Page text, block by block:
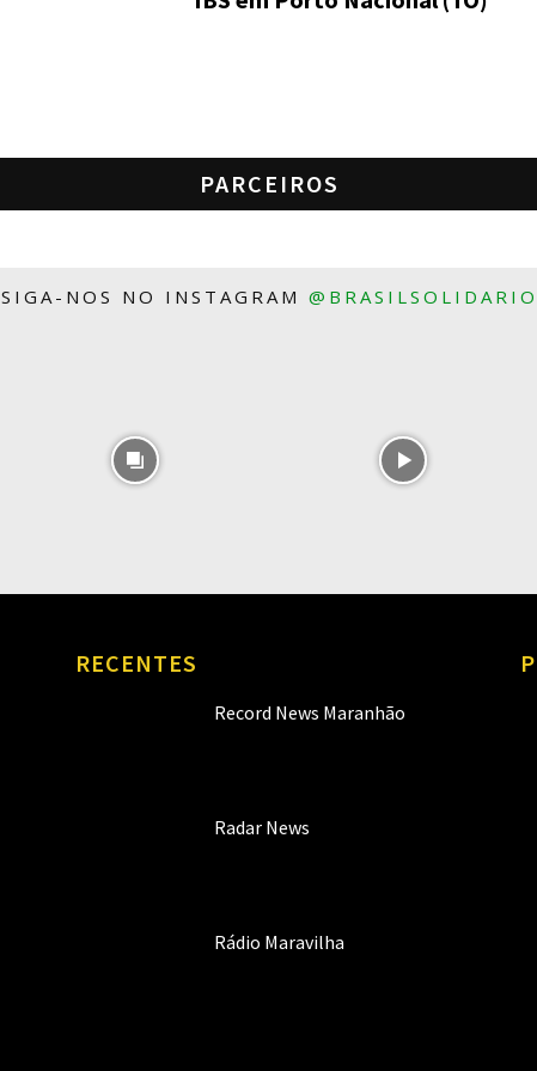
PARCEIROS
SIGA-NOS NO INSTAGRAM @BRASILSOLIDARIO
RECENTES
Record News Maranhão
Radar News
Rádio Maravilha